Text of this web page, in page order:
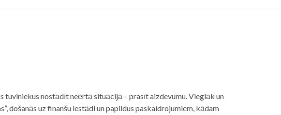
tuviniekus nostādīt neērtā situācijā – prasīt aizdevumu. Vieglāk un
došanās uz finanšu iestādi un papildus paskaidrojumiem, kādam